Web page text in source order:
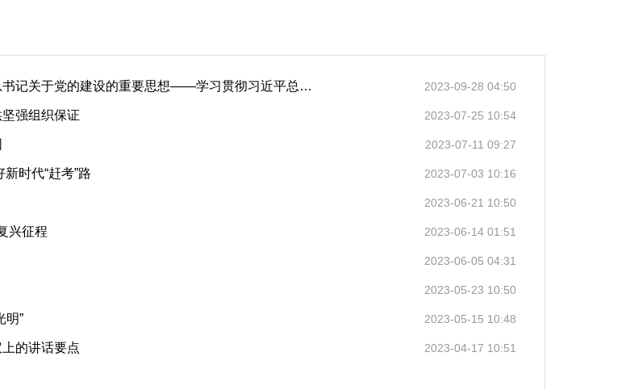
2023-09-28 04:50
深入研究宣传阐释习近平总书记关于党的建设的重要思想——学习贯彻习近平总书记关于党的建设的重要思想理论研讨会暨全国党建研究会七届二次理事会发言摘编
2023-07-25 10:54
强组织保证
2023-07-11 09:27
2023-07-03 10:16
时代“赶考”路
2023-06-21 10:50
2023-06-14 01:51
兴征程
2023-06-05 04:31
2023-05-23 10:50
2023-05-15 10:48
明”
2023-04-17 10:51
的讲话要点